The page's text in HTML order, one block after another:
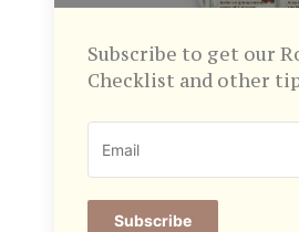
Subscribe to get our
Checklist and other
Subscribe